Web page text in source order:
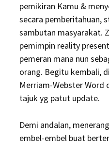
pemikiran Kamu &
secara pemberitahuan,
sambutan masyarakat.
pemimpin reality
pemeran mana nun
orang. Begitu kembali,
Merriam-Webster Word
tajuk yg patut update.
Demi andalan,
embel-embel buat